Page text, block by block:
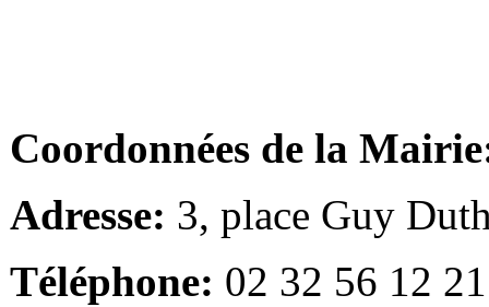
Coordonnées de la
Adresse: 3, place Guy
Téléphone: 02 32 56 12 21